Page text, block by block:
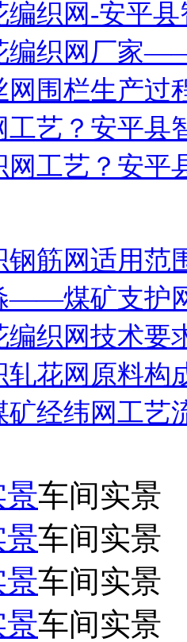
编织网-安平
编织网厂家
网围栏生产过
工艺？安平县
网工艺？安平
钢筋网适用范
——煤矿支护
编织网技术要
轧花网原料构
矿经纬网工艺
车间实景
车间实景
车间实景
车间实景